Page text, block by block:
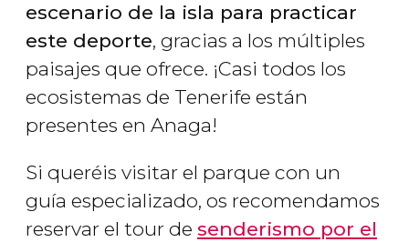
escenario de la isla para practicar
este deporte, gracias a los múltiples
paisajes que ofrece. ¡Casi todos los
ecosistemas de Tenerife están
presentes en Anaga!
Si queréis visitar el parque con un
guía especializado, os recomendamos
reservar el tour de senderismo por el